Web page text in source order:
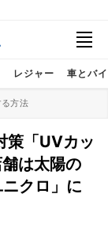
レジャー 車とバ
方法
策「UVカッ
は太陽の
クロ」に